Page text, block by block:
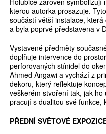
Holubice zároveň symbolizují
kterou autorka prosazuje.
součástí větší instalace,
a byla poprvé představena v
Vystavené předměty
doplňuje intervence do
perforovaných stínidel do
Ahmed Angawi a vychází z
dekoru, který reflektuje
veškerém stvoření tak, jak
pracují s dualitou své funkce,
PŘEDNÍ SVĚTOVÉ